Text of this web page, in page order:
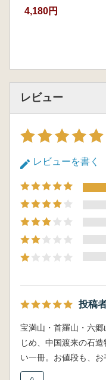
4,180円
レビュー
レビューを書く
投稿
宝満山・首羅山・六
じめ、中国渡来の石
い一冊。お値段も、お